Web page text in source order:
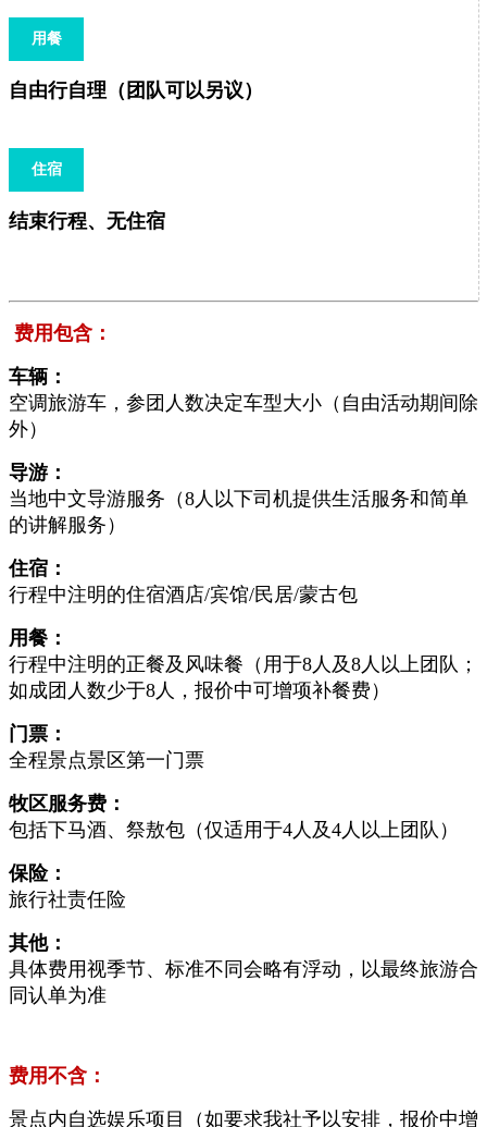
用餐
自由行自理（团队可以另议）
住宿
结束行程、无住宿
费用包含：
车辆：
空调旅游车，参团人数决定车型大小（自由活动期间除
外）
导游：
当地中文导游服务（8人以下司机提供生活服务和简单
的讲解服务）
住宿：
行程中注明的住宿酒店/宾馆/民居/蒙古包
用餐：
行程中注明的正餐及风味餐（用于8人及8人以上团队；
如成团人数少于8人，报价中可增项补餐费）
门票：
全程景点景区第一门票
牧区服务费：
包括下马酒、祭敖包（仅适用于4人及4人以上团队）
保险：
旅行社责任险
其他：
具体费用视季节、标准不同会略有浮动，以最终旅游合
同认单为准
费用不含：
景点内自选娱乐项目（如要求我社予以安排，报价中增